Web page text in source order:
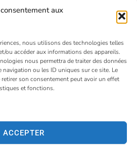
aux
nous utilisons des technologies telles
ou accéder aux informations des appareils.
nous permettra de traiter des données
ou les ID uniques sur ce site. Le
son consentement peut avoir un effet
et fonctions.
ACCEPTER
éducative
Saint Jean
St Jean - VIHIERS 49310 LYS
HAUT LAYON
02 41 75 81 15